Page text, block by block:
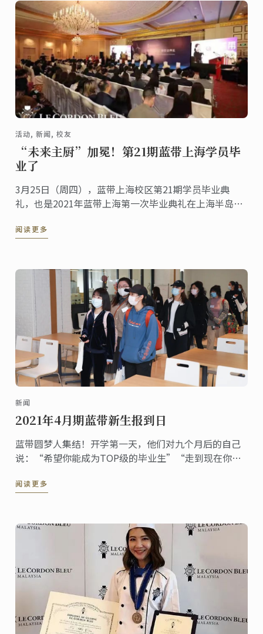
活动, 新闻, 校友
“未来主厨”加冕！第21期蓝带上海学员毕
业了
3月25日（周四），蓝带上海校区第21期学员毕业典
礼，也是2021年蓝带上海第一次毕业典礼在上海半岛酒
阅读更多
新闻
2021年4月期蓝带新生报到日
蓝带圆梦人集结！开学第一天，他们对九个月后的自己
说：“希望你能成为TOP级的毕业生”“走到现在你付
念不断走下去，因为未来的路还很长”
阅读更多